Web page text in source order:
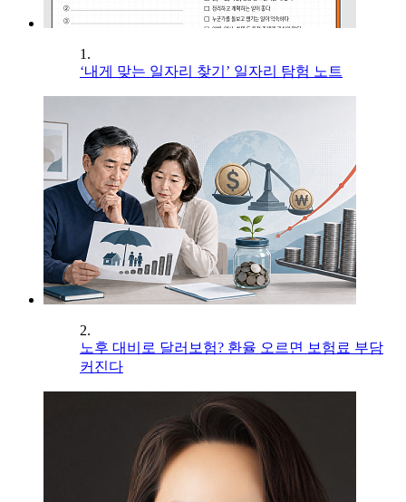
1.
‘내게 맞는 일자리 찾기’ 일자리 탐험 노트
2.
노후 대비로 달러보험? 환율 오르면 보험료 부담
커진다